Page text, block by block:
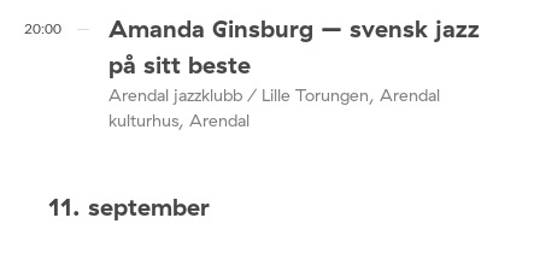
20:00
Amanda Ginsburg – svensk jazz
på sitt beste
Arendal jazzklubb / Lille Torungen, Arendal
kulturhus, Arendal
11. september